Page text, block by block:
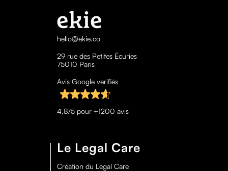
hello@ekie.co
29 rue des Petites Écuries
75010 Paris
Avis Google verifiés
4,8/5 pour +1200 avis
Le Legal Care
Création du Legal Care